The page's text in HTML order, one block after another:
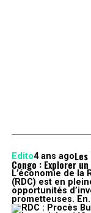
Edito4 ans ago
Congo : Explorer
L’économie de
(RDC) est en
opportunités
prometteuses.